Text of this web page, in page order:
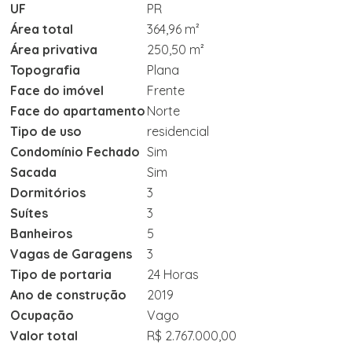
UF
PR
Área total
364,96 m²
Área privativa
250,50 m²
Topografia
Plana
Face do imóvel
Frente
Face do apartamento Norte
Tipo de uso
residencial
Condomínio Fechado Sim
Sacada
Sim
Dormitórios
3
Suítes
3
Banheiros
5
Vagas de Garagens
3
Tipo de portaria
24 Horas
Ano de construção
2019
Ocupação
Vago
Valor total
R$ 2.767.000,00